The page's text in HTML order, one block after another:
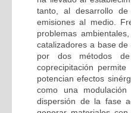
tanto, al desarrollo
emisiones al medio.
problemas
catalizadores a base
por dos métodos de
coprecipitación
potencian efectos
como una
dispersión de la fase